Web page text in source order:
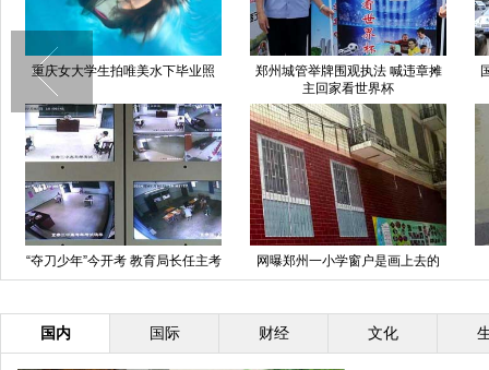
江西“夺刀少年”今日单独高考
西安老人冒暑排队领代金券 66岁
老人被挤倒
网瘾青少年军事化“救赎” "毛泽东号"首载客：告别货运使命
国内 国际 财经 文化